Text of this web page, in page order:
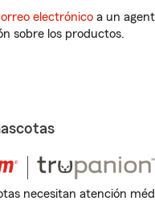
electrónico a un
sobre los productos.
necesitan atención